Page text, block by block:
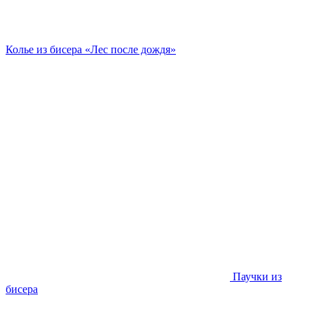
Колье из бисера «Лес после дождя»
Паучки из
бисера